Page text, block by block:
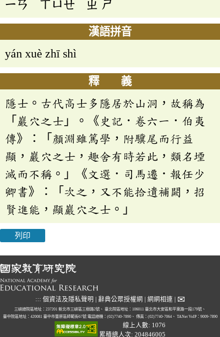
ㄧㄢ ㄒㄩㄝ ㄓ ㄕ
漢語拼音
yán xuè zhī shì
釋 義
隱士。古代高士多隱居於山洞，故稱為
「巖穴之士」。《史記．卷六一．伯夷
傳》：「顏淵雖篤學，附驥尾而行益
顯，巖穴之士，趣舍有時若此，類名堙
滅而不稱。」《文選．司馬遷．報任少
卿書》：「次之，又不能拾遺補闕，招
賢進能，顯巖穴之士。」
列印
::: 個資法及隱私聲明 辭典公眾授權網 網網相連 ✉
三峽總院區地址：237201 新北市三峽區三樹路2號、 臺北院區地址：106011 臺北市大安區和平東路一段179號、
臺中院區地址：420081 臺中市豐原區師範街67號 電話總機：(02)7740-7890、 傳真：(02)7740-7064、 TANet VoIP：9009-7890
線上人數: 1076
累積總人次: 204846005